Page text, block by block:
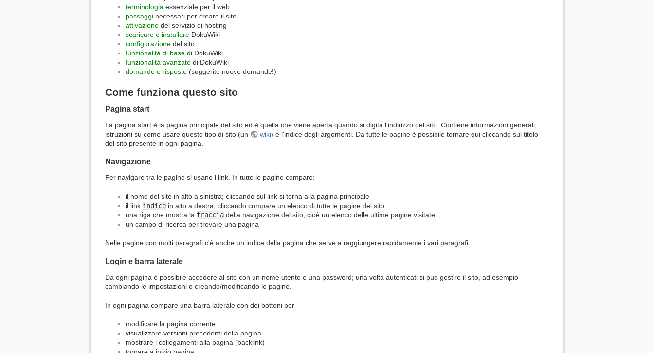
terminologia essenziale per il web
passaggi necessari per creare il sito
attivazione del servizio di hosting
scaricare e installare DokuWiki
configurazione del sito
funzionalità di base di DokuWiki
funzionalità avanzate di DokuWiki
domande e risposte (suggerite nuove domande!)
Come funziona questo sito
Pagina start
La pagina start è la pagina principale del sito ed è quella che viene aperta quando si digita l'indirizzo del sito. Contiene informazioni generali,
istruzioni su come usare questo tipo di sito (un
wiki) e l'indice degli argomenti. Da tutte le pagine è possibile tornare qui cliccando sul titolo
del sito presente in ogni pagina.
Navigazione
Per navigare tra le pagine si usano i link. In tutte le pagine compare:
il nome del sito in alto a sinistra; cliccando sul link si torna alla pagina principale
il link indice in alto a destra; cliccando compare un elenco di tutte le pagine del sito
una riga che mostra la traccia della navigazione del sito, cioè un elenco delle ultime pagine visitate
un campo di ricerca per trovare una pagina
Nelle pagine con molti paragrafi c'è anche un indice della pagina che serve a raggiungere rapidamente i vari paragrafi.
Login e barra laterale
Da ogni pagina è possibile accedere al sito con un nome utente e una password; una volta autenticati si può gestire il sito, ad esempio
cambiando le impostazioni o creando/modificando le pagine.
In ogni pagina compare una barra laterale con dei bottoni per
modificare la pagina corrente
visualizzare versioni precedenti della pagina
mostrare i collegamenti alla pagina (backlink)